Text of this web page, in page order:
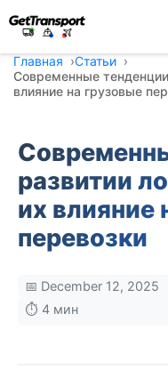
Главная
Статьи
Современные тенденции
влияние на грузовые
развитии
их влияние
перевозки
📅 December 12, 2025
⏱️ 4 мин